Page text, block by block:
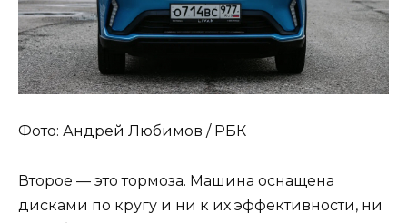
Фото: Андрей Любимов / РБК
Второе — это тормоза. Машина оснащена
дисками по кругу и ни к их эффективности, ни